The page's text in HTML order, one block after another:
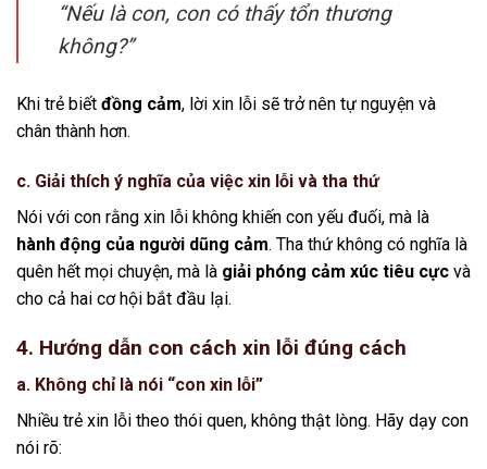
“Nếu là con, con có thấy tổn thương
không?”
Khi trẻ biết đồng cảm, lời xin lỗi sẽ trở nên tự nguyện và
chân thành hơn.
c. Giải thích ý nghĩa của việc xin lỗi và tha thứ
Nói với con rằng xin lỗi không khiến con yếu đuối, mà là
hành động của người dũng cảm. Tha thứ không có nghĩa là
quên hết mọi chuyện, mà là giải phóng cảm xúc tiêu cực và
cho cả hai cơ hội bắt đầu lại.
4. Hướng dẫn con cách xin lỗi đúng cách
a. Không chỉ là nói “con xin lỗi”
Nhiều trẻ xin lỗi theo thói quen, không thật lòng. Hãy dạy con
nói rõ: